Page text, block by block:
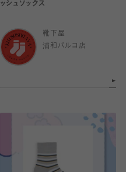
ッシュソックス
靴下屋
浦和パルコ店